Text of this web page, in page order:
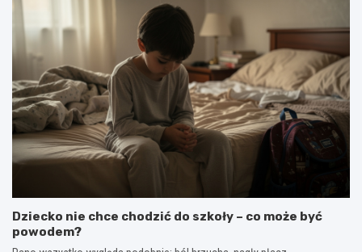
Dziecko nie chce chodzić do szkoły – co może być
powodem?